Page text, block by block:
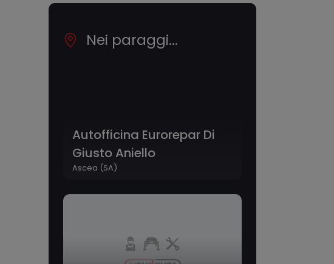
Nei paraggi...
Autofficina Eurorepar Di
Giusto Aniello
Ascea (SA)